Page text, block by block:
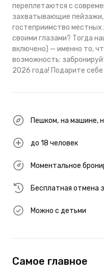
переплетаются с
захватывающие пейзажи,
гостеприимство
своими глазами? Тогда
включено) — именно то,
возможность:
2026 года! Подарите
Пешком, на машине,
до 18 человек
Моментальное
Бесплатная отмена
Можно с детьми
Самое главное